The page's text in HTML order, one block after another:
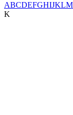
ABCDEFGHIJKLM
K